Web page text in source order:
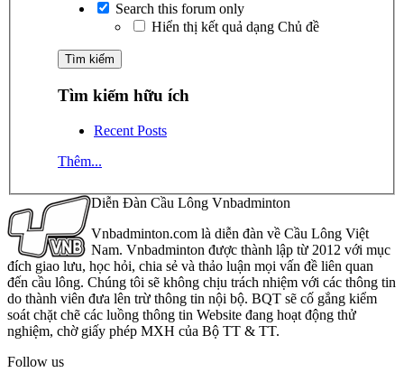
Search this forum only
Hiển thị kết quả dạng Chủ đề
Tìm kiếm hữu ích
Recent Posts
Thêm...
Diễn Đàn Cầu Lông Vnbadminton
Vnbadminton.com là diễn đàn về Cầu Lông Việt
Nam. Vnbadminton được thành lập từ 2012 với mục
đích giao lưu, học hỏi, chia sẻ và thảo luận mọi vấn đề liên quan
đến cầu lông. Chúng tôi sẽ không chịu trách nhiệm với các thông tin
do thành viên đưa lên trừ thông tin nội bộ. BQT sẽ cố gắng kiểm
soát chặt chẽ các luồng thông tin Website đang hoạt động thử
nghiệm, chờ giấy phép MXH của Bộ TT & TT.
Follow us